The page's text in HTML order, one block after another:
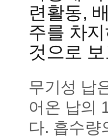
련활동,
주를 차
것으로
무기성 납
어온 납의
다. 흡수량